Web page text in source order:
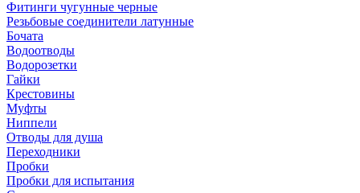
Фитинги чугунные черные
Резьбовые соединители латунные
Бочата
Водоотводы
Водорозетки
Гайки
Крестовины
Муфты
Ниппели
Отводы для душа
Переходники
Пробки
Пробки для испытания